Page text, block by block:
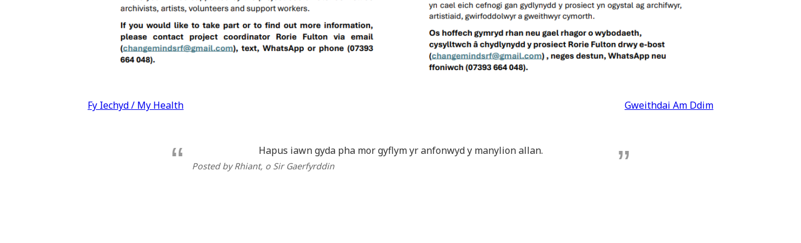
Llywio
Fy Iechyd / My Health Gweithdai Am Ddim
Hapus iawn gyda pha mor gyflym yr anfonwyd y manylion allan.
Posted by Rhiant, o Sir Gaerfyrddin